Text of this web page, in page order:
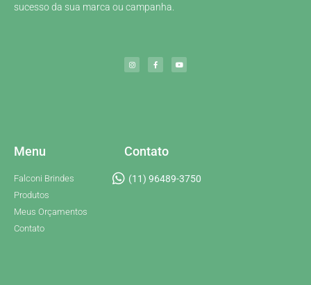
sucesso da sua marca ou campanha.
Menu
Falconi Brindes
Produtos
Meus Orçamentos
Contato
Contato
(11) 96489-3750